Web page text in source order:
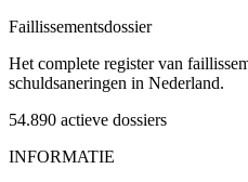
Faillissementsdossier
Het complete register van
schuldsaneringen in Nederland.
54.890 actieve dossiers
INFORMATIE